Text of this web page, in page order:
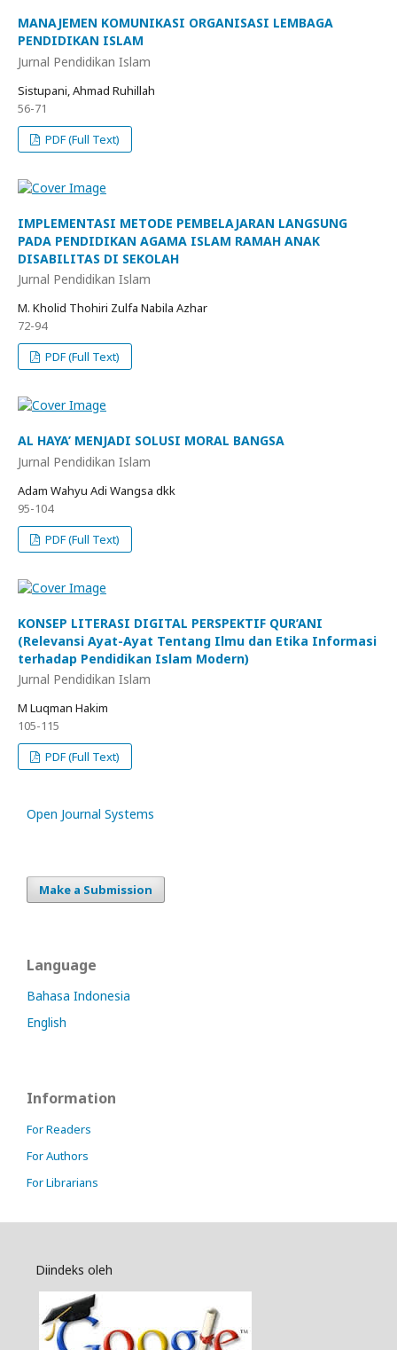
MANAJEMEN KOMUNIKASI ORGANISASI LEMBAGA
PENDIDIKAN ISLAM
Jurnal Pendidikan Islam
Sistupani, Ahmad Ruhillah
56-71
PDF (Full Text)
IMPLEMENTASI METODE PEMBELAJARAN LANGSUNG
PADA PENDIDIKAN AGAMA ISLAM RAMAH ANAK
DISABILITAS DI SEKOLAH
Jurnal Pendidikan Islam
M. Kholid Thohiri Zulfa Nabila Azhar
72-94
PDF (Full Text)
AL HAYA’ MENJADI SOLUSI MORAL BANGSA
Jurnal Pendidikan Islam
Adam Wahyu Adi Wangsa dkk
95-104
PDF (Full Text)
KONSEP LITERASI DIGITAL PERSPEKTIF QUR’ANI
(Relevansi Ayat-Ayat Tentang Ilmu dan Etika Informasi
terhadap Pendidikan Islam Modern)
Jurnal Pendidikan Islam
M Luqman Hakim
105-115
PDF (Full Text)
Open Journal Systems
Make a Submission
Language
Bahasa Indonesia
English
Information
For Readers
For Authors
For Librarians
Diindeks oleh